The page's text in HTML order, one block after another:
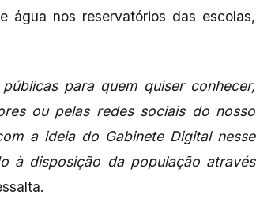
água nos reservatórios das escolas,
para quem quiser conhecer,
ou pelas redes sociais do nosso
a ideia do Gabinete Digital nesse
à disposição da população através